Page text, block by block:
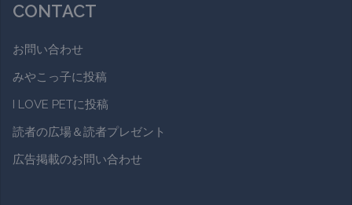
CONTACT
お問い合わせ
みやこっ子に投稿
I LOVE PETに投稿
読者の広場＆読者プレゼント
広告掲載のお問い合わせ